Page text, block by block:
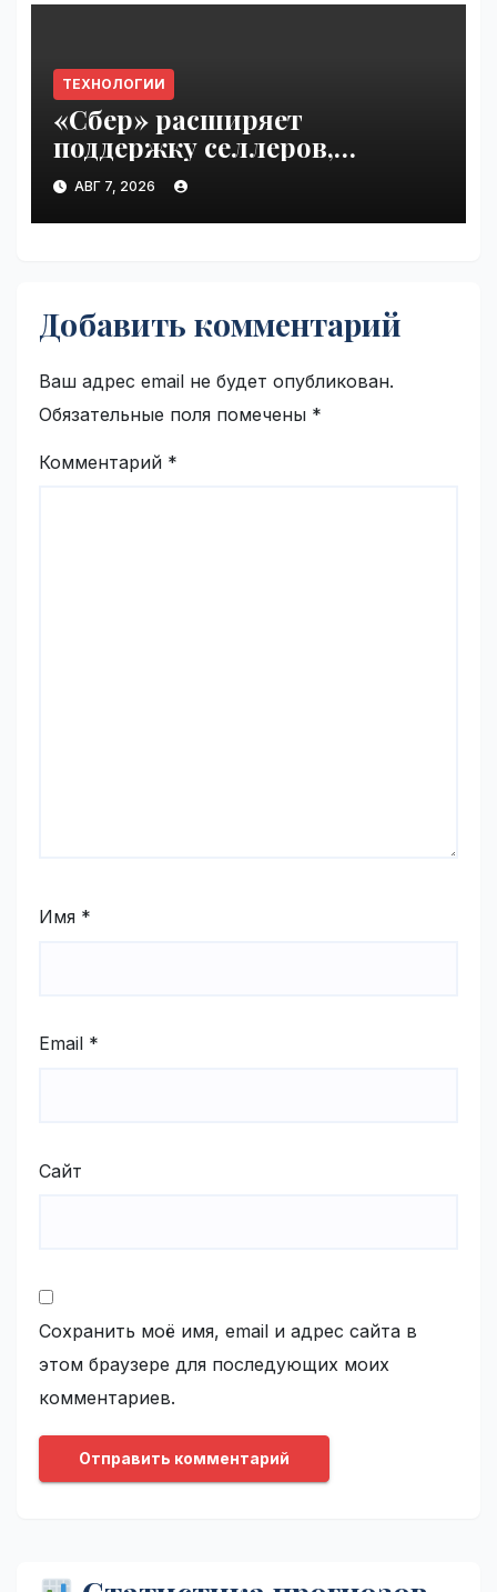
ТЕХНОЛОГИИ
«Сбер» расширяет
поддержку селлеров,
пострадавших от
инцидентов на складах
Wildberries | VseTime.ru
АВГ 7, 2026
Добавить комментарий
Ваш адрес email не будет опубликован.
Обязательные поля помечены *
Комментарий *
Имя *
Email *
Сайт
Сохранить моё имя, email и адрес сайта в
этом браузере для последующих моих
комментариев.